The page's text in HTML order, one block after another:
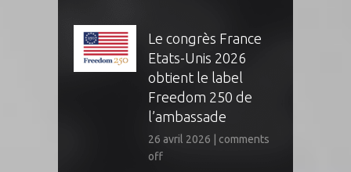
Le congrès France
Etats-Unis 2026
obtient le label
Freedom 250 de
l’ambassade
26 avril 2026
comments
off